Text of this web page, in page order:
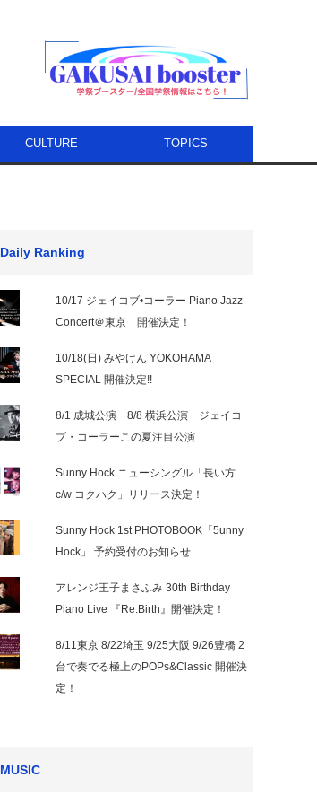
CULTURE TOPICS
Daily Ranking
10/17 ジェイコブ•コーラー Piano Jazz
Concert＠東京 開催決定！
10/18(日) みやけん YOKOHAMA
SPECIAL 開催決定!!
8/1 成城公演 8/8 横浜公演 ジェイコ
ブ・コーラーこの夏注目公演
Sunny Hock ニューシングル「長い方
c/w コクハク」リリース決定！
Sunny Hock 1st PHOTOBOOK「5unny
Hock」 予約受付のお知らせ
アレンジ王子まさふみ 30th Birthday
Piano Live 『Re:Birth』開催決定！
8/11東京 8/22埼玉 9/25大阪 9/26豊橋 2
台で奏でる極上のPOPs&Classic 開催決
定！
MUSIC